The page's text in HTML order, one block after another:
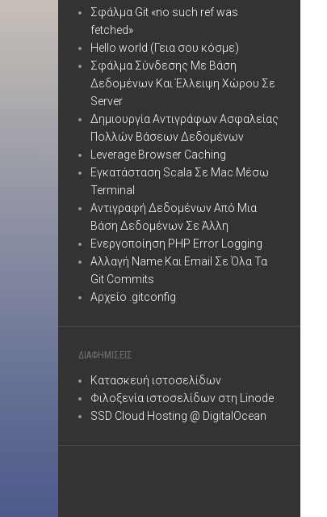
Σφάλμα Git «no such ref was
fetched»
Hello world (Γεια σου κόσμε)
Σφάλμα Σύνδεσης Με Βάση
Δεδομένων Και Έλλειψη Χώρου Σε
Server
Δημιουργία Αντιγράφων Ασφαλείας
Πολλών Βάσεων Δεδομένων
Leverage Browser Caching
Εγκατάσταση Scala Σε Mac Μέσω
Terminal
Αντιγραφή Δεδομένων Από Μια
Βάση Δεδομένων Σε Άλλη
Ενεργοποίηση PHP Error Logging
Αλλαγή Name Και Email Σε Όλα Τα
Git Commits
Αρχείο .gitconfig
ΔΙΑΦΗΜΙΣΕΙΣ
Κατασκευή ιστοσελίδων
Φιλοξενία ιστοσελίδων στη Linode
SSD Cloud Hosting @ DigitalOcean